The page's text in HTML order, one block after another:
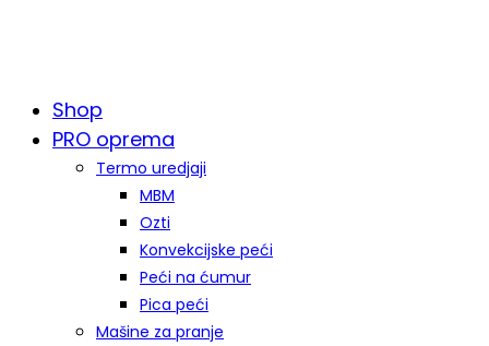
Shop
PRO oprema
Termo uredjaji
MBM
Ozti
Konvekcijske peći
Peći na ćumur
Pica peći
Mašine za pranje